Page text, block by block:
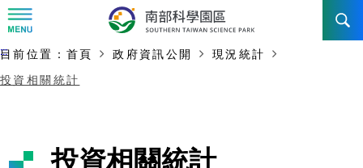
訊息公告
新聞資料專區
主要內容開始
:::
目前位置： 首頁 政府資訊公開
現況統計
投資相關統計